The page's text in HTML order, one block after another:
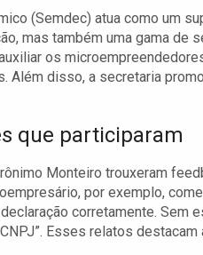
(Semdec) atua como um
mas também uma gama de
os
disso, a secretaria
que participaram
Monteiro trouxeram
por exemplo,
corretamente. Sem
Esses relatos